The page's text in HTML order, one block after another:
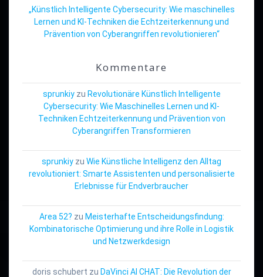
„Künstlich Intelligente Cybersecurity: Wie maschinelles
Lernen und KI-Techniken die Echtzeiterkennung und
Prävention von Cyberangriffen revolutionieren“
Kommentare
sprunkiyzu Revolutionäre Künstlich Intelligente
Cybersecurity: Wie Maschinelles Lernen und KI-
Techniken Echtzeiterkennung und Prävention von
Cyberangriffen Transformieren
sprunkiy zu Wie Künstliche Intelligenz den Alltag
revolutioniert: Smarte Assistenten und personalisierte
Erlebnisse für Endverbraucher
Area 52? zu Meisterhafte Entscheidungsfindung:
Kombinatorische Optimierung und ihre Rolle in Logistik
und Netzwerkdesign
doris schubert zu DaVinci AI CHAT: Die Revolution der